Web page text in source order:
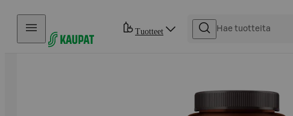
Hyppää sisältöön
Tuotteet